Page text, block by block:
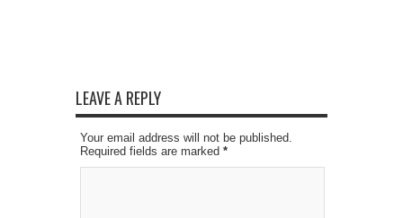
LEAVE A REPLY
Your email address will not be published.
Required fields are marked *